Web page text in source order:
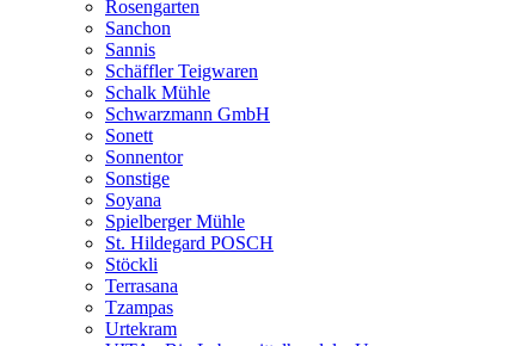
Rosengarten
Sanchon
Sannis
Schäffler Teigwaren
Schalk Mühle
Schwarzmann GmbH
Sonett
Sonnentor
Sonstige
Soyana
Spielberger Mühle
St. Hildegard POSCH
Stöckli
Terrasana
Tzampas
Urtekram